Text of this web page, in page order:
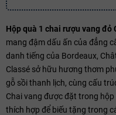
Hộp quà 1 chai rượu vang đỏ
mang đậm dấu ấn của đẳng
danh tiếng của Bordeaux,
Classé sở hữu hương thơm
gỗ sồi thanh lịch, cùng cấu
Chai vang được đặt trong
thích hợp để biếu tặng trong